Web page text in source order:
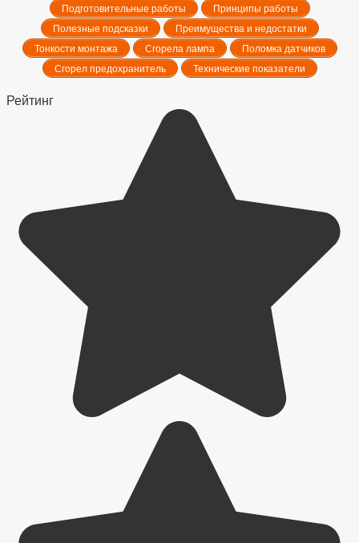
Подготовительные работы
Принципы работы
Полезные подсказки
Преимущества и недостатки
Тонкости монтажа
Сгорела лампа
Поломка датчиков
Сгорел предохранитель
Технические показатели
Рейтинг